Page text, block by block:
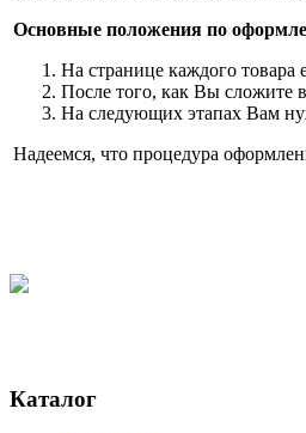
Основные положения по
На странице каждого товара
После того, как Вы сложите
На следующих этапах Вам
Надеемся, что процедура
Каталог